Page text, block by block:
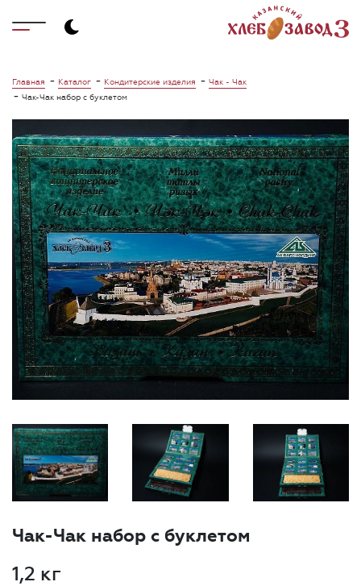
Главная - Каталог - Кондитерские изделия - Чак - Чак
- Чак-Чак набор с буклетом
Чак-Чак набор с буклетом
1,2 кг